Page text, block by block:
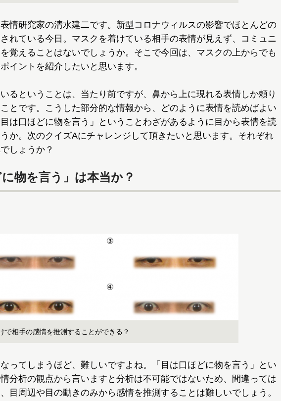
情研究家の清水建二です。新型コロナウィルスの影響でほとんどの
れている今日。マスクを着けている相手の表情が見えず、コミュニ
覚えることはないでしょうか。そこで今回は、マスクの上からでも
イントを紹介したいと思います。
るということは、当たり前ですが、鼻から上に現れる表情しか頼り
とです。こうした部分的な情報から、どのように表情を読めばよい
は口ほどに物を言う」ということわざがあるように目から表情を読
か。次のクイズAにチャレンジして頂きたいと思います。それぞれ
しょうか？
に物を言う」は本当か？
で相手の感情を推測することができる？
ってしまうほど、難しいですよね。「目は口ほどに物を言う」とい
分析の観点から言いますと分析は不可能ではないため、間違っては
目周辺や目の動きのみから感情を推測することは難しいでしょう。